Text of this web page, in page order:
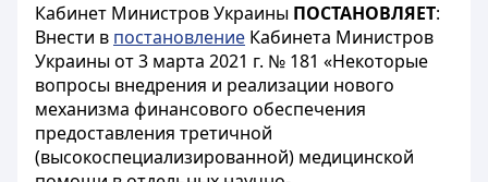
Кабинет Министров Украины ПОСТАНОВЛЯЕТ:
Внести в постановление Кабинета Министров
Украины от 3 марта 2021 г. № 181 «Некоторые
вопросы внедрения и реализации нового
механизма финансового обеспечения
предоставления третичной
(высокоспециализированной) медицинской